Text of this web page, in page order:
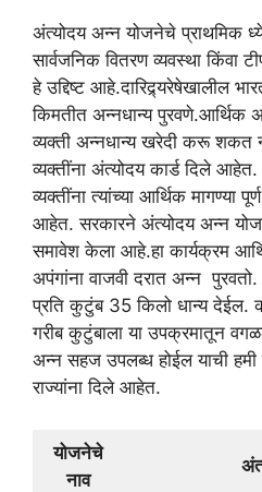
अंत्योदय अन्न योजनेचे प्राथमिक
सार्वजनिक वितरण व्यवस्था किंवा
हे उद्दिष्ट आहे.दारिद्र्यरेषेखालील
किमतीत अन्नधान्य
व्यक्ती अन्नधान्य खरेदी करू शकत
व्यक्तींना अंत्योदय कार्ड दिले
व्यक्तींना त्यांच्या आर्थिक मागण्या
आहेत. सरकारने अंत्योदय अन्न
समावेश केला आहे.हा कार्यक्रम
अपंगांना वाजवी दरात अन्न पुरवतो.
प्रति कुटुंब 35 किलो धान्य देईल.
गरीब कुटुंबाला या उपक्रमातून
अन्न सहज उपलब्ध होईल याची
राज्यांना दिले आहेत.
योजनेचे
नाव